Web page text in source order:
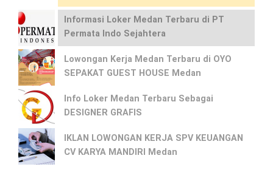
Informasi Loker Medan Terbaru di PT
Permata Indo Sejahtera
Lowongan Kerja Medan Terbaru di OYO
SEPAKAT GUEST HOUSE Medan
Info Loker Medan Terbaru Sebagai
DESIGNER GRAFIS
IKLAN LOWONGAN KERJA SPV KEUANGAN
CV KARYA MANDIRI Medan